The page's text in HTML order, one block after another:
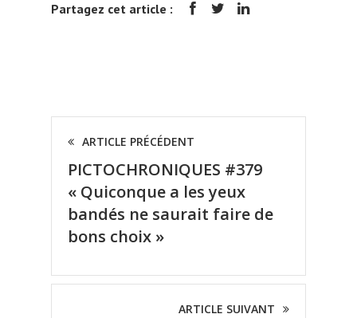
Partagez cet article :
ARTICLE PRÉCÉDENT
PICTOCHRONIQUES #379
« Quiconque a les yeux
bandés ne saurait faire de
bons choix »
ARTICLE SUIVANT